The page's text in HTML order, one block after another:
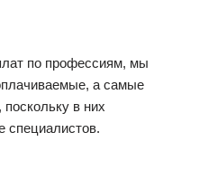
по профессиям, мы
а самые
в них
специалистов.